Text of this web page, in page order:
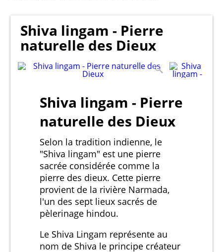
Shiva lingam - Pierre
naturelle des Dieux
Shiva lingam - Pierre
naturelle des Dieux
Selon la tradition indienne, le
"Shiva lingam" est une pierre
sacrée considérée comme la
pierre des dieux. Cette pierre
provient de la rivière Narmada,
l'un des sept lieux sacrés de
pèlerinage hindou.
Le Shiva Lingam représente au
nom de Shiva le principe créateur